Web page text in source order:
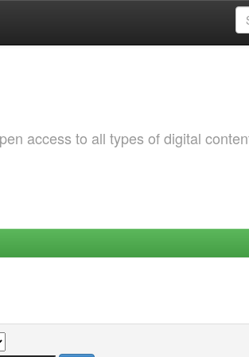
access to all types of digital